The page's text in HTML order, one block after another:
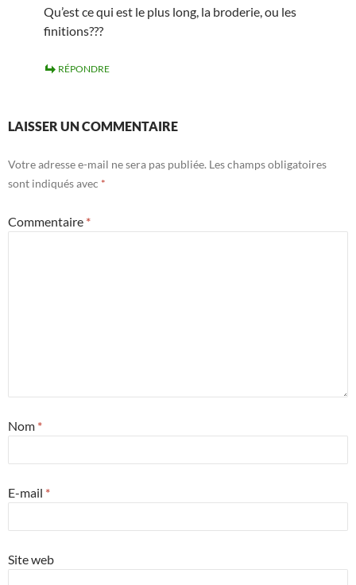
Qu’est ce qui est le plus long, la broderie, ou les
finitions???
RÉPONDRE
LAISSER UN COMMENTAIRE
Votre adresse e-mail ne sera pas publiée. Les champs obligatoires
sont indiqués avec *
Commentaire *
Nom *
E-mail *
Site web